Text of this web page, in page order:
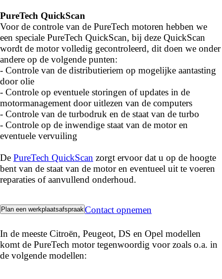
PureTech QuickScan
Voor de controle van de PureTech motoren hebben we
een speciale PureTech QuickScan, bij deze QuickScan
wordt de motor volledig gecontroleerd, dit doen we onder
andere op de volgende punten:
- Controle van de distributieriem op mogelijke aantasting
door olie
- Controle op eventuele storingen of updates in de
motormanagement door uitlezen van de computers
- Controle van de turbodruk en de staat van de turbo
- Controle op de inwendige staat van de motor en
eventuele vervuiling
De PureTech QuickScan zorgt ervoor dat u op de hoogte
bent van de staat van de motor en eventueel uit te voeren
reparaties of aanvullend onderhoud.
Plan een werkplaatsafspraak Contact opnemen
In de meeste Citroën, Peugeot, DS en Opel modellen
komt de PureTech motor tegenwoordig voor zoals o.a. in
de volgende modellen: